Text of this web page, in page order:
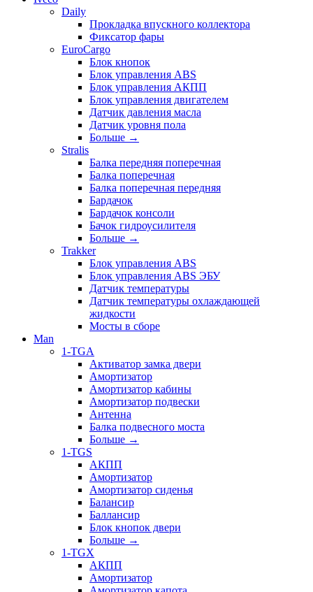
Daily
Прокладка впускного коллектора
Фиксатор фары
EuroCargo
Блок кнопок
Блок управления ABS
Блок управления АКПП
Блок управления двигателем
Датчик давления масла
Датчик уровня пола
Больше →
Stralis
Балка передняя поперечная
Балка поперечная
Балка поперечная передняя
Бардачок
Бардачок консоли
Бачок гидроусилителя
Больше →
Trakker
Блок управления ABS
Блок управления ABS ЭБУ
Датчик температуры
Датчик температуры охлаждающей
жидкости
Мосты в сборе
Man
1-TGA
Активатор замка двери
Амортизатор
Амортизатор кабины
Амортизатор подвески
Антенна
Балка подвесного моста
Больше →
1-TGS
АКПП
Амортизатор
Амортизатор сиденья
Балансир
Баллансир
Блок кнопок двери
Больше →
1-TGX
АКПП
Амортизатор